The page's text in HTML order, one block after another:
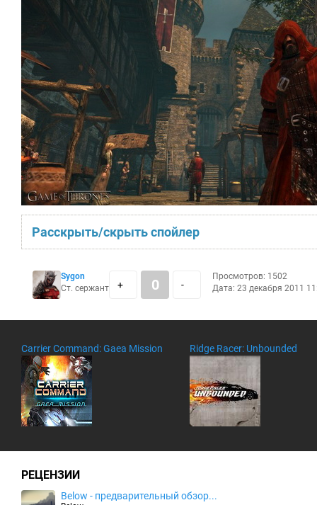
Расскрыть/скрыть спойлер
Sygon
Ст. сержант
+ 0 -
Просмотров: 1502
Дата: 23 декабря 2011
Carrier Command: Gaea Mission Ridge Racer: Unbounded
РЕЦЕНЗИИ
Below - предварительный обзор...